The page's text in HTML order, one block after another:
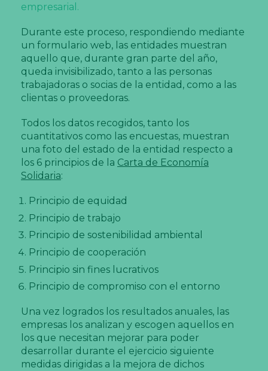
empresarial.
Durante este proceso, respondiendo mediante
un formulario web, las entidades muestran
aquello que, durante gran parte del año,
queda invisibilizado, tanto a las personas
trabajadoras o socias de la entidad, como a las
clientas o proveedoras.
Todos los datos recogidos, tanto los
cuantitativos como las encuestas, muestran
una foto del estado de la entidad respecto a
los 6 principios de la Carta de Economía
Solidaria:
Principio de equidad
Principio de trabajo
Principio de sostenibilidad ambiental
Principio de cooperación
Principio sin fines lucrativos
Principio de compromiso con el entorno
Una vez logrados los resultados anuales, las
empresas los analizan y escogen aquellos en
los que necesitan mejorar para poder
desarrollar durante el ejercicio siguiente
medidas dirigidas a la mejora de dichos